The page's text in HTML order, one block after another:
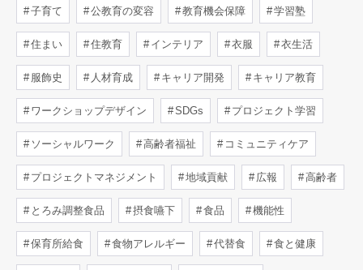
子育て 公教育の変容 教育機会保障 学習塾
住まい 住教育 インテリア 衣服 衣生活
服飾史 人材育成 キャリア開発 キャリア教育
ワークショップデザイン SDGs プロジェクト学習
ソーシャルワーク 高齢者福祉 コミュニティケア
プロジェクトマネジメント 地域貢献 広報 高齢者
とろみ調整食品 摂食嚥下 食品 機能性
保育所給食 食物アレルギー 代替食 食と健康